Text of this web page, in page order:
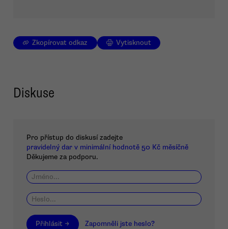
Zkopírovat odkaz Vytisknout
Diskuse
Pro přístup do diskusí zadejte
pravidelný dar v minimální hodnotě 50 Kč měsíčně
Děkujeme za podporu.
Přihlásit → Zapomněli jste heslo?